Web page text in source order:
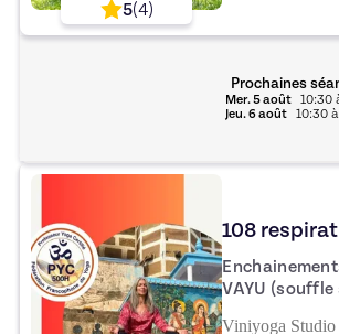
5(4)
avec notre
Prochaines
Mer.5 août 10:30
Jeu.6 août 10:30à
108
VAYU
Viniyoga